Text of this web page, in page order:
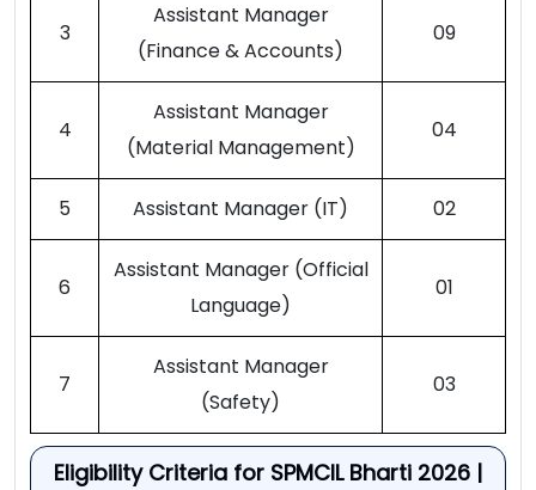
3
Assistant Manager
(Finance & Accounts)
09
4
Assistant Manager
(Material Management)
04
5 Assistant Manager (IT) 02
6
Assistant Manager (Official
Language)
01
7
Assistant Manager
(Safety)
03
Eligibility Criteria for SPMCIL Bharti 2026 |